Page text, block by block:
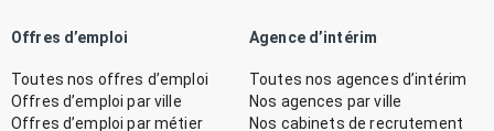
Offres d’emploi
Toutes nos offres d’emploi
Offres d’emploi par ville
Offres d’emploi par métier
Agence d’intérim
Toutes nos agences d’intérim
Nos agences par ville
Nos cabinets de recrutement